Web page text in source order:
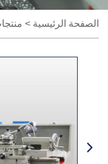
الصفحة الرئيسية >